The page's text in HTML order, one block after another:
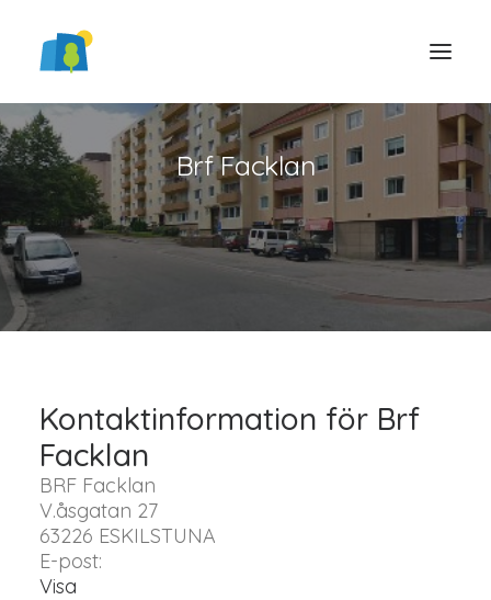
Brf Facklan
Kontaktinformation för Brf
Facklan
BRF Facklan
V.åsgatan 27
63226 ESKILSTUNA
E-post:
Visa